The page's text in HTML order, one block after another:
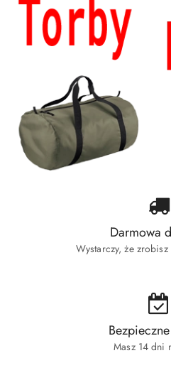
Darmowa
Wystarczy, że zrobisz
Masz 14 dni